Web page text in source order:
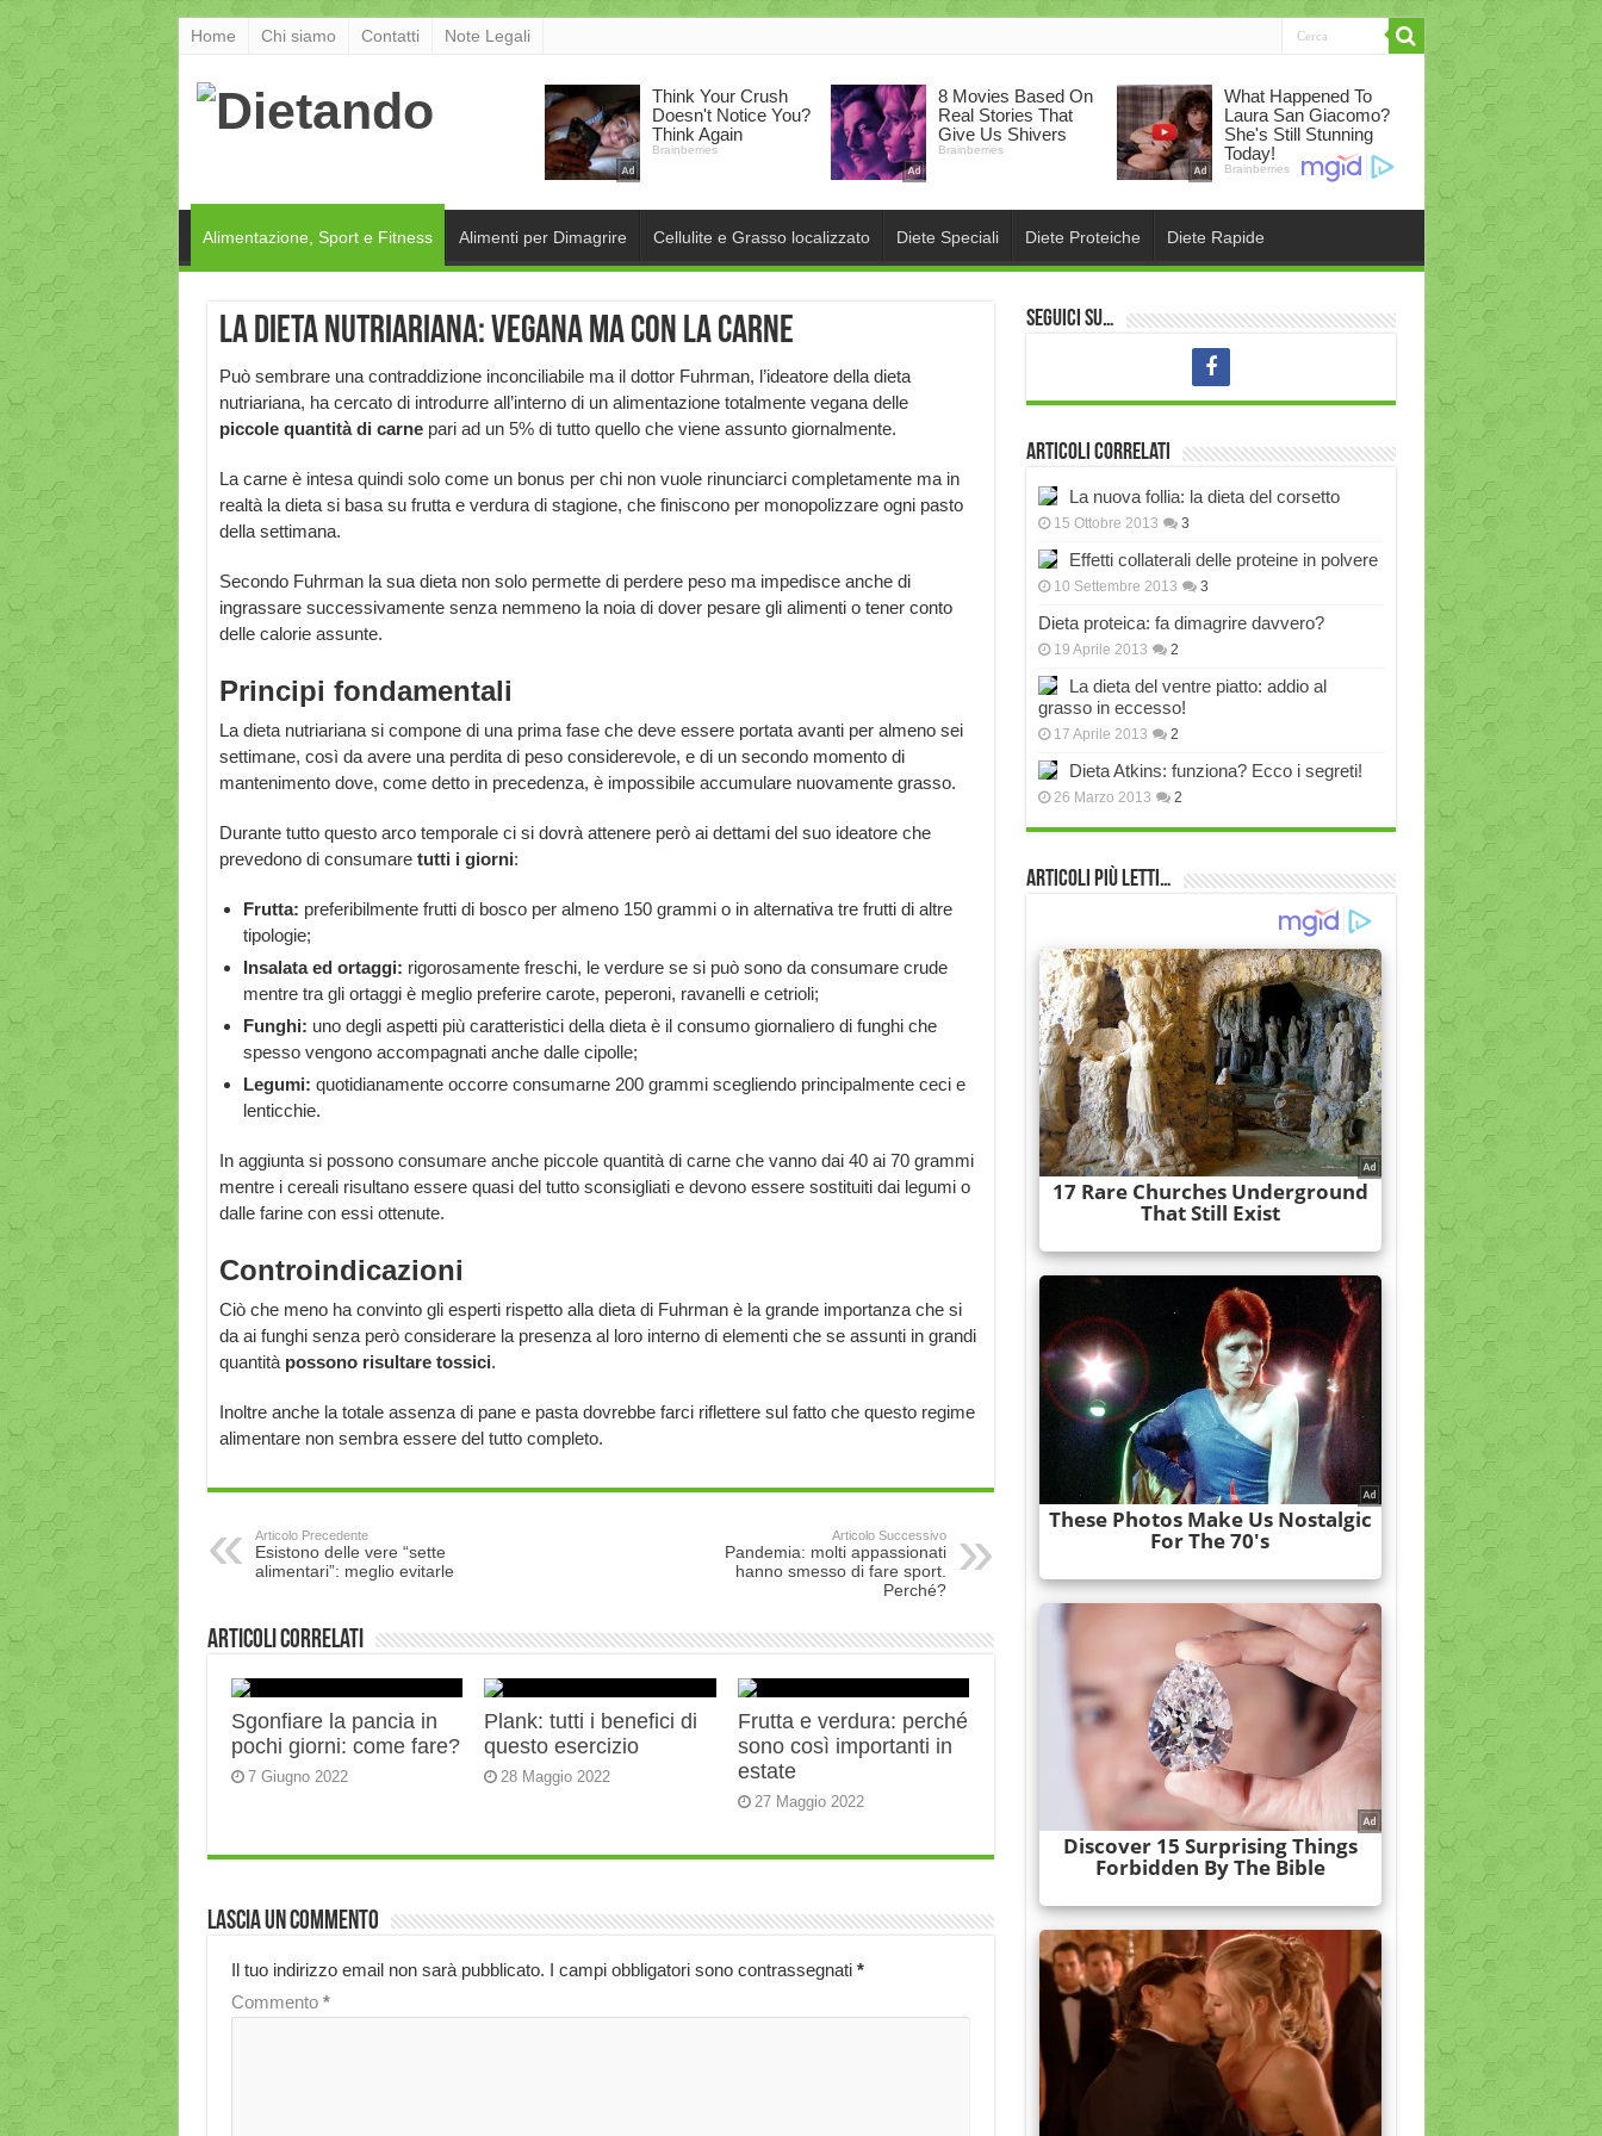
Home Chi siamo Contatti Note Legali
Alimentazione, Sport e Fitness Alimenti per Dimagrire Cellulite e Grasso localizzato Diete Speciali Diete Proteiche Diete Rapide
La dieta nutriariana: vegana ma con la carne
Può sembrare una contraddizione inconciliabile ma il dottor Fuhrman, l’ideatore della dieta
nutriariana, ha cercato di introdurre all’interno di un alimentazione totalmente vegana delle
piccole quantità di carnepari ad un 5% di tutto quello che viene assunto giornalmente.
La carne è intesa quindi solo come un bonus per chi non vuole rinunciarci completamente ma in
realtà la dieta si basa su frutta e verdura di stagione, che finiscono per monopolizzare ogni pasto
della settimana.
Secondo Fuhrman la sua dieta non solo permette di perdere peso ma impedisce anche di
ingrassare successivamente senza nemmeno la noia di dover pesare gli alimenti o tener conto
delle calorie assunte.
Principi fondamentali
La dieta nutriariana si compone di una prima fase che deve essere portata avanti per almeno sei
settimane, così da avere una perdita di peso considerevole, e di un secondo momento di
mantenimento dove, come detto in precedenza, è impossibile accumulare nuovamente grasso.
Durante tutto questo arco temporale ci si dovrà attenere però ai dettami del suo ideatore che
prevedono di consumare tutti i giorni:
Frutta: preferibilmente frutti di bosco per almeno 150 grammi o in alternativa tre frutti di altre
tipologie;
Insalata ed ortaggi: rigorosamente freschi, le verdure se si può sono da consumare crude
mentre tra gli ortaggi è meglio preferire carote, peperoni, ravanelli e cetrioli;
Funghi: uno degli aspetti più caratteristici della dieta è il consumo giornaliero di funghi che
spesso vengono accompagnati anche dalle cipolle;
Legumi: quotidianamente occorre consumarne 200 grammi scegliendo principalmente ceci e
lenticchie.
In aggiunta si possono consumare anche piccole quantità di carne che vanno dai 40 ai 70 grammi
mentre i cereali risultano essere quasi del tutto sconsigliati e devono essere sostituiti dai legumi o
dalle farine con essi ottenute.
Controindicazioni
Ciò che meno ha convinto gli esperti rispetto alla dieta di Fuhrman è la grande importanza che si
da ai funghi senza però considerare la presenza al loro interno di elementi che se assunti in grandi
quantità possono risultare tossici.
Inoltre anche la totale assenza di pane e pasta dovrebbe farci riflettere sul fatto che questo regime
alimentare non sembra essere del tutto completo.
Articolo Precedente
Esistono delle vere “sette
alimentari”: meglio evitarle
Articolo Successivo
Pandemia: molti appassionati
hanno smesso di fare sport.
Perché?
Articoli correlati
Sgonfiare la pancia in
pochi giorni: come fare?
7 Giugno 2022
Plank: tutti i benefici di
questo esercizio
28 Maggio 2022
Frutta e verdura: perché
sono così importanti in
estate
27 Maggio 2022
Lascia un commento
Il tuo indirizzo email non sarà pubblicato. I campi obbligatori sono contrassegnati *
Commento *
Seguici su…
Articoli correlati
La nuova follia: la dieta del corsetto
15 Ottobre 2013 3
Effetti collaterali delle proteine in polvere
10 Settembre 2013 3
Dieta proteica: fa dimagrire davvero?
19 Aprile 2013 2
La dieta del ventre piatto: addio al
grasso in eccesso!
17 Aprile 2013 2
Dieta Atkins: funziona? Ecco i segreti!
26 Marzo 2013 2
Articoli più Letti…